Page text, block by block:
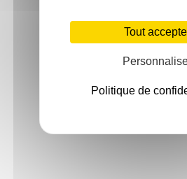
Tout
Politique de